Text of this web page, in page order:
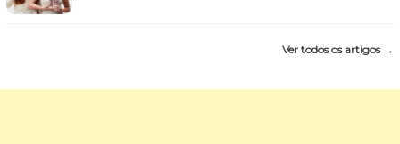
Ver todos os artigos →